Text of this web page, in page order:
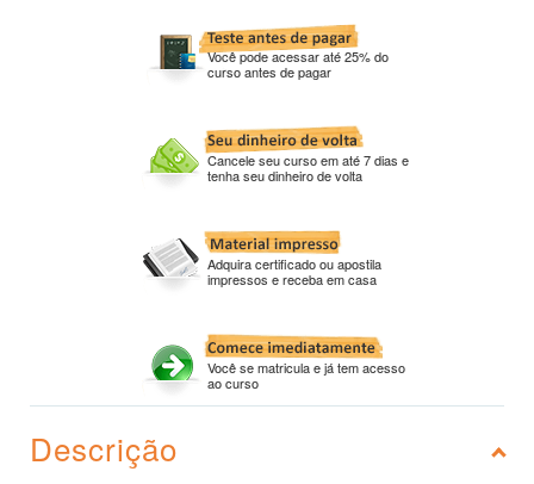
Você pode acessar até 25% do
curso antes de pagar
Cancele seu curso em até 7 dias e
tenha seu dinheiro de volta
Adquira certificado ou apostila
impressos e receba em casa
Você se matricula e já tem acesso
ao curso
Descrição